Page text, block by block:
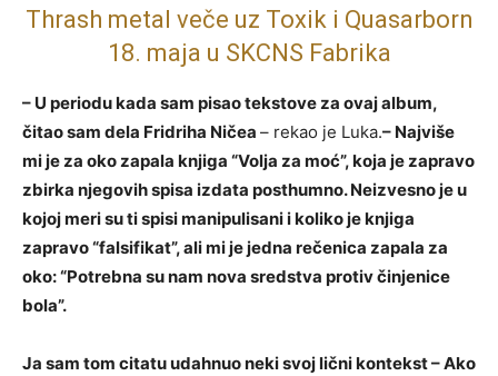
Thrash metal veče uz Toxik i Quasarborn
18. maja u SKCNS Fabrika
– U periodu kada sam pisao tekstove za ovaj album,
čitao sam dela Fridriha Ničea – rekao je Luka.– Najviše
mi je za oko zapala knjiga “Volja za moć”, koja je zapravo
zbirka njegovih spisa izdata posthumno. Neizvesno je u
kojoj meri su ti spisi manipulisani i koliko je knjiga
zapravo “falsifikat”, ali mi je jedna rečenica zapala za
oko: “Potrebna su nam nova sredstva protiv činjenice
bola”.
Ja sam tom citatu udahnuo neki svoj lični kontekst – Ako